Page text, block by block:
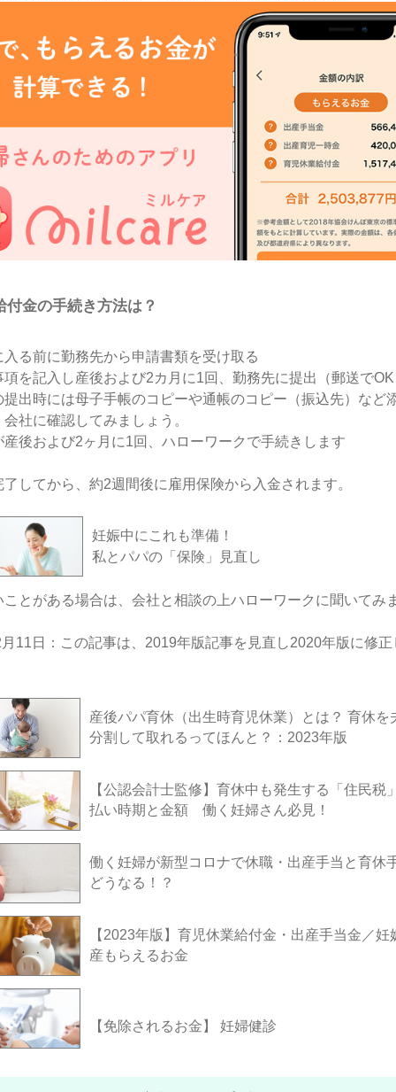
付金の手続き方法は？
入る前に勤務先から申請書類を受け取る
を記入し産後および2カ月に1回、勤務先に提出（郵送でOK
提出時には母子手帳のコピーや通帳のコピー（振込先）など
社に確認してみましょう。
産後および2ヶ月に1回、ハローワークで手続きします
してから、約2週間後に雇用保険から入金されます。
妊娠中にこれも準備！
私とパパの「保険」見直し
とがある場合は、会社と相談の上ハローワークに聞いてみ
11日：この記事は、2019年版記事を見直し2020年版に修正
産後パパ育休（出生時育児休業）とは？ 育休を
分割して取れるってほんと？：2023年版
【公認会計士監修】育休中も発生する「住民税
払い時期と金額 働く妊婦さん必見！
働く妊婦が新型コロナで休職・出産手当と育休
どうなる！？
【2023年版】育児休業給付金・出産手当金／妊
産もらえるお金
【免除されるお金】 妊婦健診